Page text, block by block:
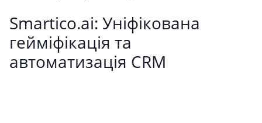
Smartico.ai: Уніфікована
гейміфікація та
автоматизація CRM